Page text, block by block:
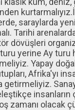
saraylarda
Tarihi
dövüşleri
yerine Ay turu
Yapay
Afrika'yı
getirmeliyiz.
insanların
zamanı olacak